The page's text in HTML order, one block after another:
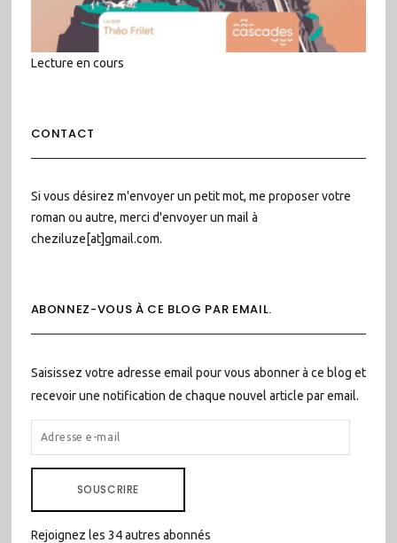
Lecture en cours
CONTACT
Si vous désirez m'envoyer un petit mot, me proposer votre
roman ou autre, merci d'envoyer un mail à
cheziluze[at]gmail.com.
ABONNEZ-VOUS À CE BLOG PAR EMAIL.
Saisissez votre adresse email pour vous abonner à ce blog et
recevoir une notification de chaque nouvel article par email.
ADRESSE
E-
SOUSCRIRE
Rejoignez les 34 autres abonnés